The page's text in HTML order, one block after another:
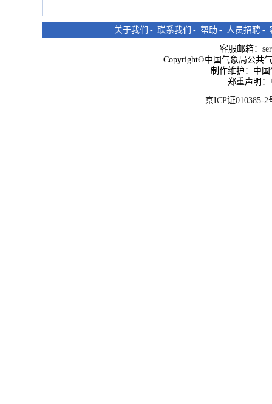
关于我们 - 联系我们 - 帮助 - 人员招聘 -
客服邮箱：
Copyright©中国气象局公共
制作维护：中
郑重声明
京ICP证010385-2